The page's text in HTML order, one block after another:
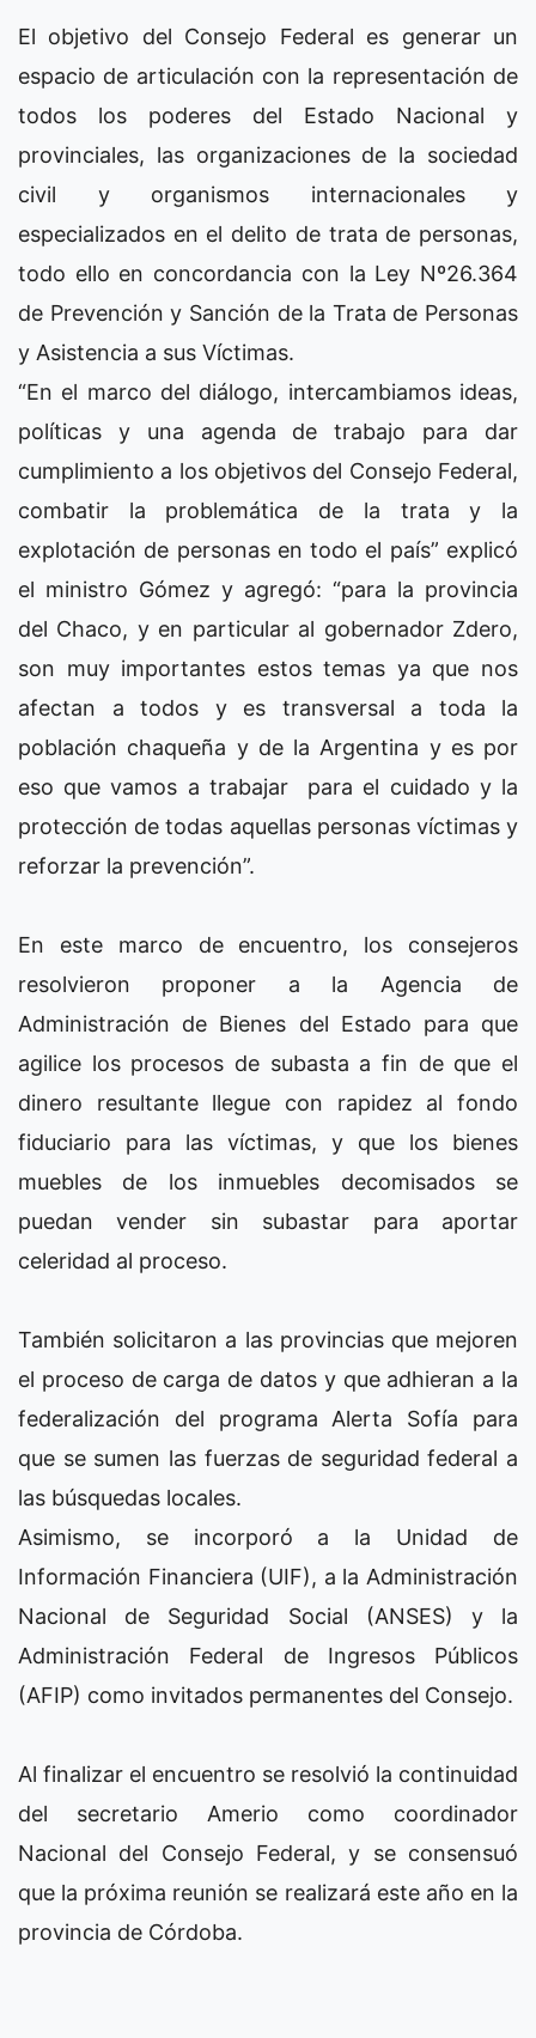
El objetivo del Consejo Federal es generar un
espacio de articulación con la representación de
todos los poderes del Estado Nacional y
provinciales, las organizaciones de la sociedad
civil y organismos internacionales y
especializados en el delito de trata de personas,
todo ello en concordancia con la Ley Nº26.364
de Prevención y Sanción de la Trata de Personas
y Asistencia a sus Víctimas.
“En el marco del diálogo, intercambiamos ideas,
políticas y una agenda de trabajo para dar
cumplimiento a los objetivos del Consejo Federal,
combatir la problemática de la trata y la
explotación de personas en todo el país” explicó
el ministro Gómez y agregó: “para la provincia
del Chaco, y en particular al gobernador Zdero,
son muy importantes estos temas ya que nos
afectan a todos y es transversal a toda la
población chaqueña y de la Argentina y es por
eso que vamos a trabajar para el cuidado y la
protección de todas aquellas personas víctimas y
reforzar la prevención”.
En este marco de encuentro, los consejeros
resolvieron proponer a la Agencia de
Administración de Bienes del Estado para que
agilice los procesos de subasta a fin de que el
dinero resultante llegue con rapidez al fondo
fiduciario para las víctimas, y que los bienes
muebles de los inmuebles decomisados se
puedan vender sin subastar para aportar
celeridad al proceso.
También solicitaron a las provincias que mejoren
el proceso de carga de datos y que adhieran a la
federalización del programa Alerta Sofía para
que se sumen las fuerzas de seguridad federal a
las búsquedas locales.
Asimismo, se incorporó a la Unidad de
Información Financiera (UIF), a la Administración
Nacional de Seguridad Social (ANSES) y la
Administración Federal de Ingresos Públicos
(AFIP) como invitados permanentes del Consejo.
Al finalizar el encuentro se resolvió la continuidad
del secretario Amerio como coordinador
Nacional del Consejo Federal, y se consensuó
que la próxima reunión se realizará este año en la
provincia de Córdoba.